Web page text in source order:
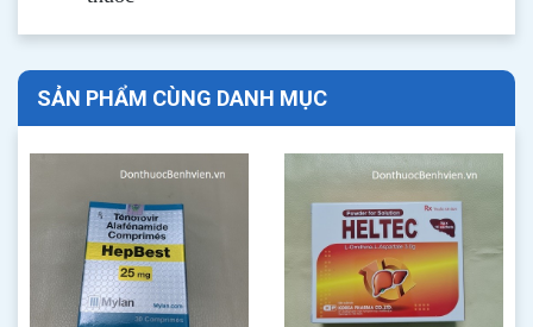
SẢN PHẨM CÙNG DANH MỤC